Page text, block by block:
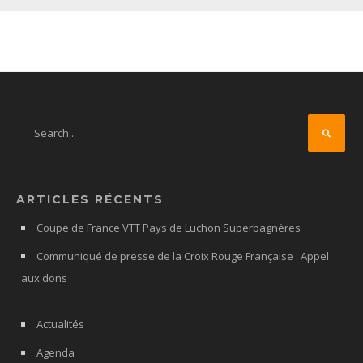
ARTICLES RÉCENTS
Coupe de France VTT Pays de Luchon Superbagnères
Communiqué de presse de la Croix Rouge Française : Appel
aux dons
Actualités
Agenda